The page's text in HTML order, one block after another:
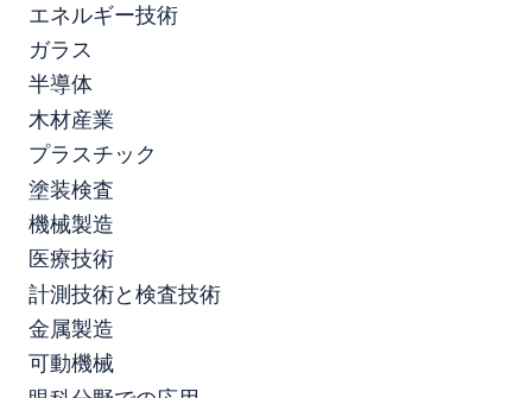
エネルギー技術
ガラス
半導体
木材産業
プラスチック
塗装検査
機械製造
医療技術
計測技術と検査技術
金属製造
可動機械